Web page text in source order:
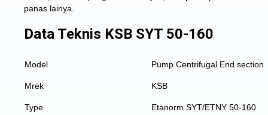
panas lainya.
Data Teknis KSB SYT 50-160
Model Pump Centrifugal End section
Mrek KSB
Type Etanorm SYT/ETNY 50-160